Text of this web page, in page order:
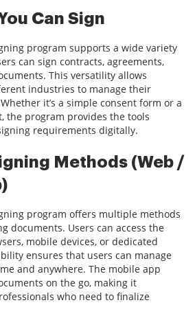
Can Sign
program supports a wide variety
can sign contracts, agreements,
This versatility allows
industries to manage their
it’s a simple consent form or a
the program provides the tools
requirements digitally.
Methods (Web /
program offers multiple methods
documents. Users can access the
mobile devices, or dedicated
ensures that users can manage
and anywhere. The mobile app
on the go, making it
who need to finalize